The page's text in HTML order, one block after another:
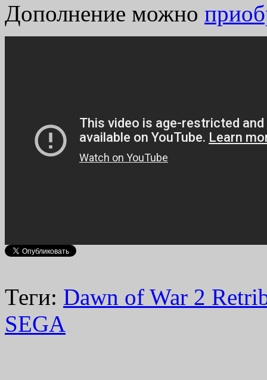
Дополнение можно
Теги: Dawn of War 2
SEGA